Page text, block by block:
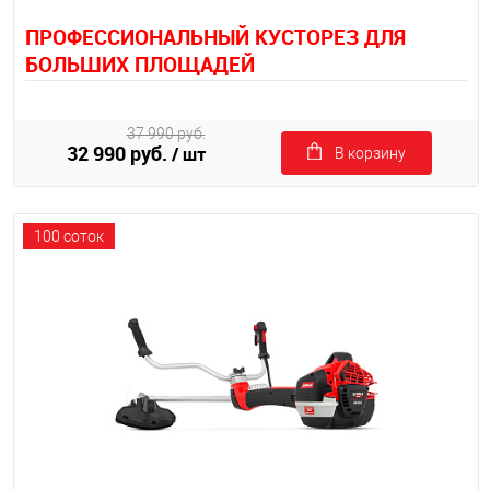
ПРОФЕССИОНАЛЬНЫЙ КУСТОРЕЗ ДЛЯ
БОЛЬШИХ ПЛОЩАДЕЙ
32 990 руб. / шт
37 990 руб.
В корзину
100 соток